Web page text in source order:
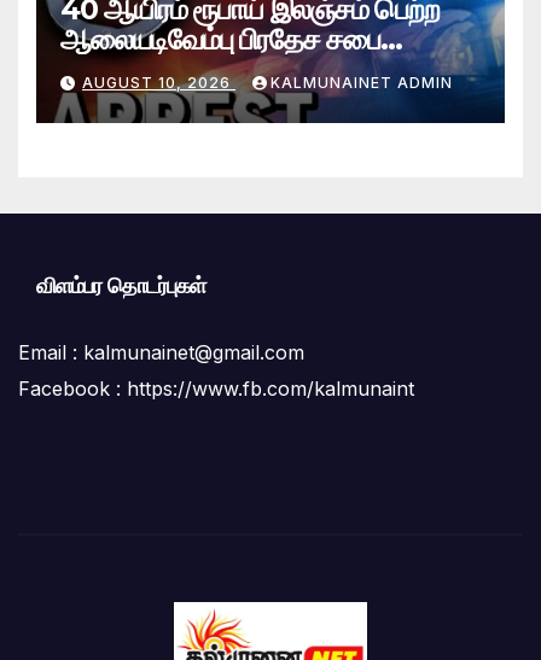
40 ஆயிரம் ரூபாய் இலஞ்சம் பெற்ற
ஆலையடிவேம்பு பிரதேச சபை
தொழில்நுட்ப உத்தியோகத்தர் கைது
AUGUST 10, 2026 KALMUNAINET ADMIN
விளம்பர தொடர்புகள்
Email : kalmunainet@gmail.com
Facebook : https://www.fb.com/kalmunaint